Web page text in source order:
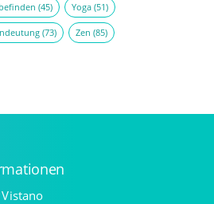
(45) Yoga (51)
(73) Zen (85)